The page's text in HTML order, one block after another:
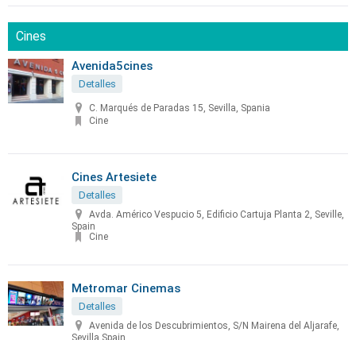
Cines
Avenida5cines
Detalles
C. Marqués de Paradas 15, Sevilla, Spania
Cine
Cines Artesiete
Detalles
Avda. Américo Vespucio 5, Edificio Cartuja Planta 2, Seville,
Spain
Cine
Metromar Cinemas
Detalles
Avenida de los Descubrimientos, S/N Mairena del Aljarafe,
Sevilla,Spain